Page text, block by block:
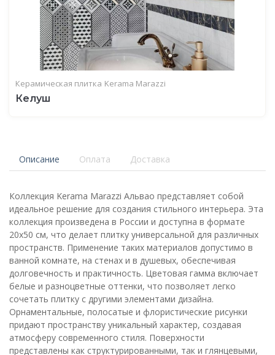
Керамическая плитка Kerama Marazzi
Келуш
Описание Оплата Доставка
Коллекция Kerama Marazzi Альвао представляет собой
идеальное решение для создания стильного интерьера. Эта
коллекция произведена в России и доступна в формате
20x50 см, что делает плитку универсальной для различных
пространств. Применение таких материалов допустимо в
ванной комнате, на стенах и в душевых, обеспечивая
долговечность и практичность. Цветовая гамма включает
белые и разноцветные оттенки, что позволяет легко
сочетать плитку с другими элементами дизайна.
Орнаментальные, полосатые и флористические рисунки
придают пространству уникальный характер, создавая
атмосферу современного стиля. Поверхности
представлены как структурированными, так и глянцевыми,